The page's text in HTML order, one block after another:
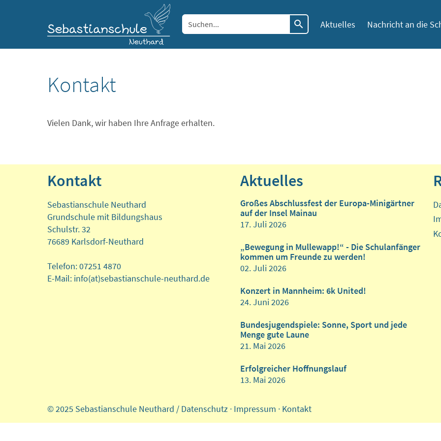
Aktuelles Nachricht an die
Kontakt
Vielen Dank, wir haben Ihre Anfrage erhalten.
Kontakt
Sebastianschule Neuthard
Grundschule mit Bildungshaus
Schulstr. 32
76689 Karlsdorf-Neuthard
Telefon: 07251 4870
E-Mail: info(at)sebastianschule-neuthard.de
Aktuelles
Großes Abschlussfest der Europa-Minigärtner
auf der Insel Mainau
17. Juli 2026
„Bewegung in Mullewapp!“ - Die Schulanfänger
kommen um Freunde zu werden!
02. Juli 2026
Konzert in Mannheim: 6k United!
24. Juni 2026
Bundesjugendspiele: Sonne, Sport und jede
Menge gute Laune
21. Mai 2026
Erfolgreicher Hoffnungslauf
13. Mai 2026
© 2025 Sebastianschule Neuthard / Datenschutz · Impressum · Kontakt